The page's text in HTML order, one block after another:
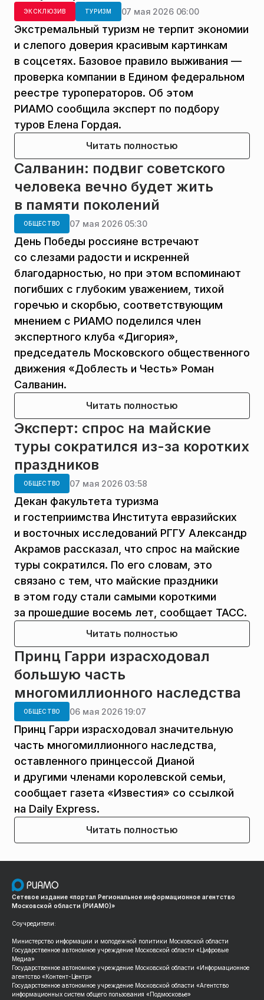
ЭКСКЛЮЗИВ ТУРИЗМ 07 мая 2026 06:00
Экстремальный туризм не терпит экономии
и слепого доверия красивым картинкам
в соцсетях. Базовое правило выживания —
проверка компании в Едином федеральном
реестре туроператоров. Об этом
РИАМО сообщила эксперт по подбору
туров Елена Гордая.
Читать полностью
Салванин: подвиг советского
человека вечно будет жить
в памяти поколений
ОБЩЕСТВО 07 мая 2026 05:30
День Победы россияне встречают
со слезами радости и искренней
благодарностью, но при этом вспоминают
погибших с глубоким уважением, тихой
горечью и скорбью, соответствующим
мнением с РИАМО поделился член
экспертного клуба «Дигория»,
председатель Московского общественного
движения «Доблесть и Честь» Роман
Салванин.
Читать полностью
Эксперт: спрос на майские
туры сократился из-за коротких
праздников
ОБЩЕСТВО 07 мая 2026 03:58
Декан факультета туризма
и гостеприимства Института евразийских
и восточных исследований РГГУ Александр
Акрамов рассказал, что спрос на майские
туры сократился. По его словам, это
связано с тем, что майские праздники
в этом году стали самыми короткими
за прошедшие восемь лет, сообщает ТАСС.
Читать полностью
Принц Гарри израсходовал
большую часть
многомиллионного наследства
ОБЩЕСТВО 06 мая 2026 19:07
Принц Гарри израсходовал значительную
часть многомиллионного наследства,
оставленного принцессой Дианой
и другими членами королевской семьи,
сообщает газета «Известия» со ссылкой
на Daily Express.
Читать полностью
Сетевое издание «портал Региональное информационное агентство
Московской области (РИАМО)»
Соучредители:
Министерство информации и молодежной политики Московской области
Государственное автономное учреждение Московской области «Цифровые
Медиа»
Государственное автономное учреждение Московской области «Информационное
агентство «Контент-Центр»
Государственное автономное учреждение Московской области «Агентство
информационных систем общего пользования «Подмосковье»